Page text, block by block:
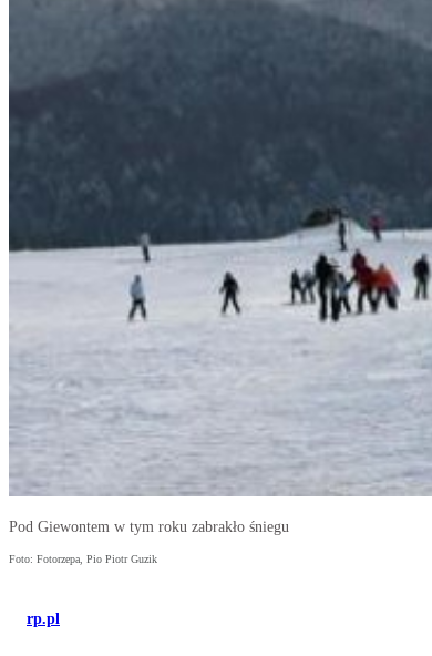
Pod Giewontem w tym roku zabrakło śniegu
Foto: Fotorzepa, Pio Piotr Guzik
rp.pl